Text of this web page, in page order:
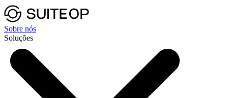
Sobre nós
Soluções